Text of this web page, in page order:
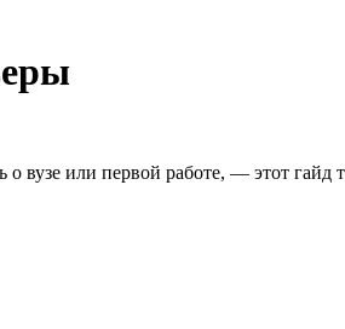
или первой работе, — этот гайд